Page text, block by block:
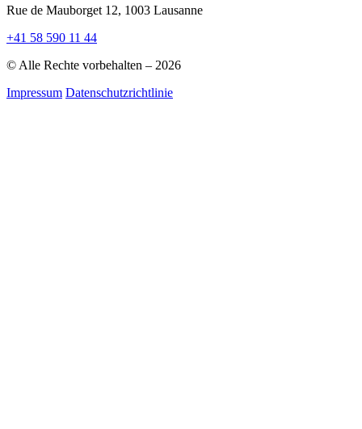
Rue de Mauborget 12, 1003 Lausanne
+41 58 590 11 44
© Alle Rechte vorbehalten – 2026
Impressum Datenschutzrichtlinie